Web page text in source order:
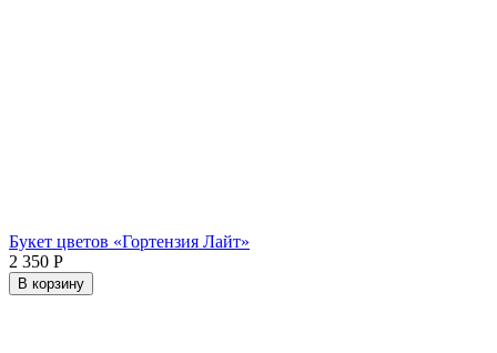
Букет цветов «Гортензия Лайт»
2 350 Р
В корзину